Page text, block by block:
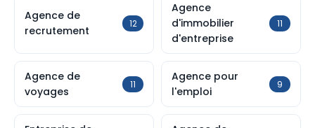
Agence de
recrutement
12
Agence
d'immobilier
d'entreprise
11
Agence de
voyages
11
Agence pour
l'emploi
9